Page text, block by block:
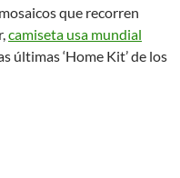
que recorren
camiseta usa mundial
últimas ‘Home Kit’ de los